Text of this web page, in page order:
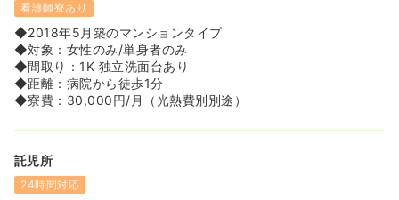
看護師寮あり
◆2018年5月築のマンションタイプ
◆対象：女性のみ/単身者のみ
◆間取り：1K 独立洗面台あり
◆距離：病院から徒歩1分
◆寮費：30,000円/月（光熱費別別途）
託児所
24時間対応